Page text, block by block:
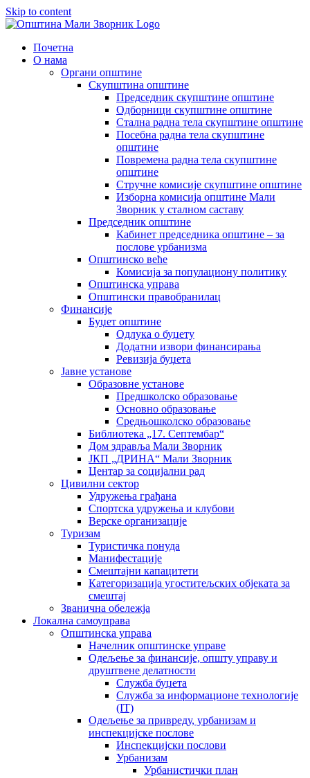
Skip to content
Почетна
О нама
Органи општине
Скупштина општине
Председник скупштине општине
Одборници скупштине општине
Стална радна тела скупштине општине
Посебна радна тела скупштине
општине
Повремена радна тела скупштине
општине
Стручне комисије скупштине општине
Изборна комисија општине Мали
Зворник у сталном саставу
Председник општине
Кабинет председника општине – за
послове урбанизма
Општинско веће
Комисија за популациону политику
Општинска управа
Општински правобранилац
Финансије
Буџет општине
Одлука о буџету
Додатни извори финансирања
Ревизија буџета
Јавне установе
Образовне установе
Предшколско образовање
Основно образовање
Средњошколско образовање
Библиотека „17. Септембар“
Дом здравља Мали Зворник
ЈКП „ДРИНА“ Мали Зворник
Центар за социјални рад
Цивилни сектор
Удружења грађана
Спортска удружења и клубови
Верске организације
Туризам
Туристичка понуда
Манифестације
Смештајни капацитети
Категоризација угоститељских објеката за
смештај
Званична обележја
Локална самоуправа
Општинска управа
Начелник општинске управе
Одељење за финансије, општу управу и
друштвене делатности
Служба буџета
Служба за информационе технологије
(IT)
Одељење за привреду, урбанизам и
инспекцијске послове
Инспекцијски послови
Урбанизам
Урбанистички план